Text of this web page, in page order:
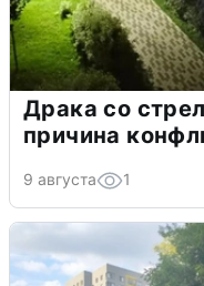
Драка со
причина
9 августа 1